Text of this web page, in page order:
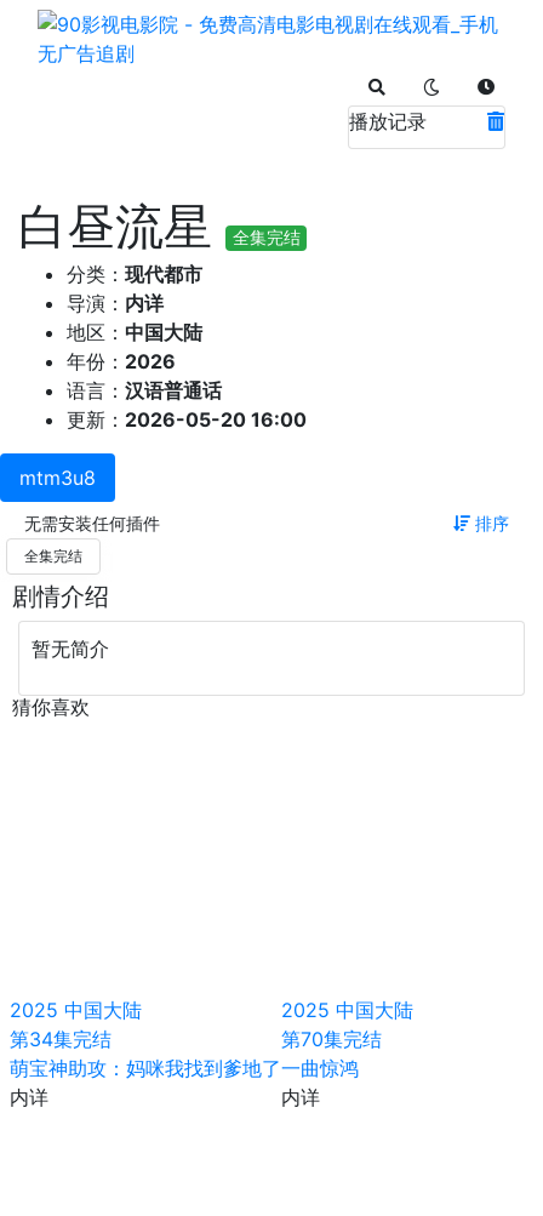
播放记录
白昼流星 全集完结
分类： 现代都市
导演： 内详
地区： 中国大陆
年份： 2026
语言： 汉语普通话
更新： 2026-05-20 16:00
mtm3u8
无需安装任何插件 排序
全集完结
剧情介绍
暂无简介
猜你喜欢
2025 中国大陆
第34集完结
萌宝神助攻：妈咪我找到爹地了
内详
2025 中国大陆
第70集完结
一曲惊鸿
内详